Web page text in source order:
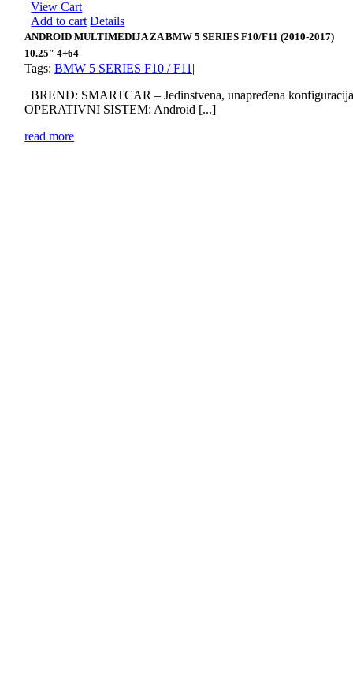
View Cart
Add to cart Details
ANDROID MULTIMEDIJA ZA BMW 5 SERIES F10/F11 (2010-2017)
10.25″ 4+64
Tags:BMW 5 SERIES F10 / F11 |
BREND: SMARTCAR – Jedinstvena, unapređena
OPERATIVNI SISTEM: Android [...]
read more